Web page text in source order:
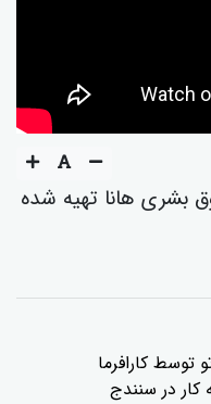
بشری هانا تهیە شدە
توسط کارافرما
در سنندج